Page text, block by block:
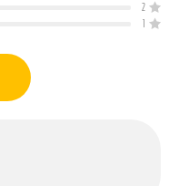
2